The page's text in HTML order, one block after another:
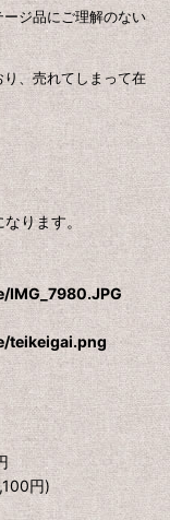
ジ品にご理解のない
、売れてしまって在
ります。
teikeigai.png
円)